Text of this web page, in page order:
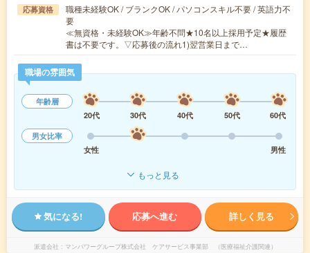
応募資格
職種未経験OK / ブランクOK / パソコンスキル不要 / 英語力不
要
≪無資格・未経験OK≫年齢不問★10名以上採用予定★履歴
書は不要です。▽応募後の流れ1)翌営業日まで…
職場の雰囲気
年齢層
20代
30代 40代 50代
60代
男女比率
女性
男性
もっと見る
気になる! 応募へ進む 詳しく見る
派遣会社 マンパワーグループ株式会社 ケアサービス事業部 （医療福祉介護関連）